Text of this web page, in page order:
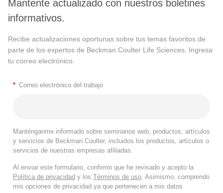
Mantente actualizado con nuestros boletines
informativos.
Recibe actualizaciones oportunas sobre tus temas favoritos de
parte de los expertos de Beckman Coulter Life Sciences. Ingresa
tu correo electrónico.
* Correo electrónico del trabajo
Manténganme informado sobre seminarios web, productos, artículos
y servicios de Beckman Coulter, incluidos los productos, artículos o
servicios de nuestras empresas afiliadas.
Al enviar este formulario, confirmo que he revisado y acepto la
Política de privacidad y los Términos de uso. Asimismo, comprendo
mis opciones de privacidad ya que pertenecen a mis datos